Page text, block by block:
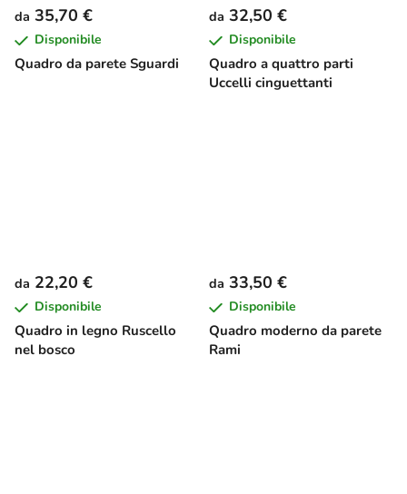
Quadro da parete Sguardi
da 35,70 €
Disponibile
Quadro a quattro parti
Uccelli cinguettanti
da 32,50 €
Disponibile
Quadro in legno Ruscello
nel bosco
da 22,20 €
Disponibile
Quadro moderno da parete
Rami
da 33,50 €
Disponibile